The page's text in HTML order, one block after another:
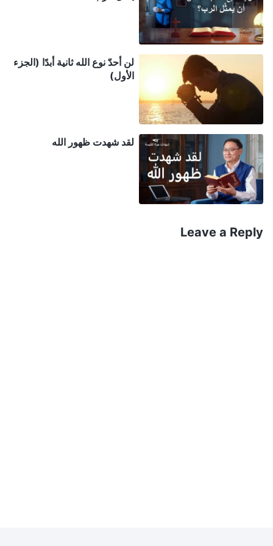
هناك. تجهم وجه أبي عند رؤيتي، وقال: "في الليلة
الماضية، صلي قائد الكنيسة من أجل التكفير عن ذنوبك
أمام الرب يسوع. ولكن أيا منكما لم تعترف بعد بخطاياها
وتتوب. لقد دعوتكما هنا اليوم حتى تتمكنا من قول صلاة
توبة كاملة أمام الرب، ومن ثم لا تؤمنان بالله القدير
أبدًا...". عند سماع كل هذا، شعرت بأنني لم أعد أتحمل.
فكرت بيني وبين نفسي: "بقبول عمل الله القدير في الأيام
الأخيرة، أتبع خطى الحمل وأرحب بعودة الرب. أين
الخطية في ذلك؟ لن أخبر الأكاذيب وأتحدث بالهراء عن
عمد". عندما رأى أبي وأمي وحماة أختي أنني لن أصلي
القدير والتجديف عليه وتكرار تلك الأكاذيب البشعة من
لن أحدّ نوع الله ثانية أبدًا (الجزء
الأول)
لقد شهدت ظهور الله
Leave a Reply